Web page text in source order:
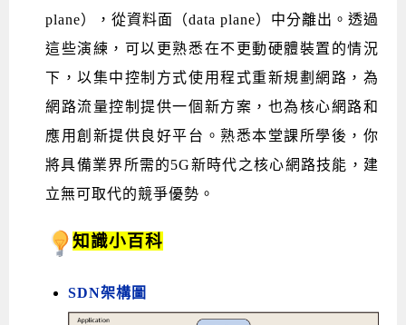
plane），從資料面（data plane）中分離出。透過
這些演練，可以更熟悉在不更動硬體裝置的情況
下，以集中控制方式使用程式重新規劃網路，為
網路流量控制提供一個新方案，也為核心網路和
應用創新提供良好平台。熟悉本堂課所學後，你
將具備業界所需的5G新時代之核心網路技能，建
立無可取代的競爭優勢。
知識小百科
SDN架構圖